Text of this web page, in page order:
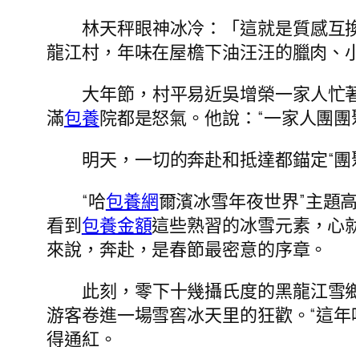
林天秤眼神冰冷：「這就是質感互
龍江村，年味在屋檐下油汪汪的臘肉、
大年節，村平易近吳增榮一家人
滿包養院都是怒氣。他說：“一家人團
明天，一切的奔赴和抵達都錨定“團
“哈包養網爾濱冰雪年夜世界”主題
看到包養金額這些熟習的冰雪元素，心
來說，奔赴，是春節最密意的序章。
此刻，零下十幾攝氏度的黑龍江
游客卷進一場雪窖冰天里的狂歡。“這
得通紅。